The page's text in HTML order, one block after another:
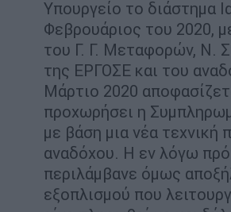
Υπουργείο το διάστημα
Φεβρουάριος του 2020,
του Γ. Γ. Μεταφορών, Ν.
της ΕΡΓΟΣΕ και του
Μάρτιο 2020
προχωρήσει η
με βάση μια νέα τεχνική
αναδόχου. Η εν λόγω
περιλάμβανε όμως
εξοπλισμού που